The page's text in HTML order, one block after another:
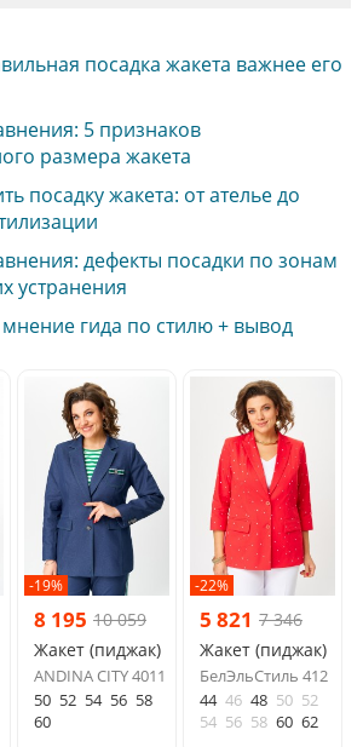
посадка жакета важнее его
5 признаков
размера жакета
посадку жакета: от ателье до
дефекты посадки по зонам
устранения
гида по стилю + вывод
-19%
8 195 10 059
Жакет (пиджак)
ANDINA CITY 4011
50 52 54 56 58
60
-22%
5 821 7 346
Жакет (пиджак)
БелЭльСтиль 412
44 46 48 50 52
54 56 58 60 62